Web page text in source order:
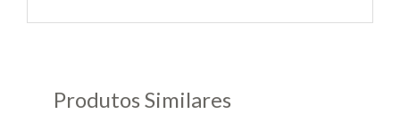
Produtos Similares